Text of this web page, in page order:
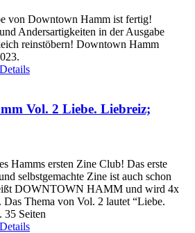
von Downtown Hamm ist fertig!
Andersartigkeiten in der Ausgabe
reinstöbern! Downtown Hamm
Details
Vol. 2 Liebe. Liebreiz;
Hamms ersten Zine Club! Das erste
selbstgemachte Zine ist auch schon
DOWNTOWN HAMM und wird 4x
Das Thema von Vol. 2 lautet “Liebe.
35 Seiten
Details